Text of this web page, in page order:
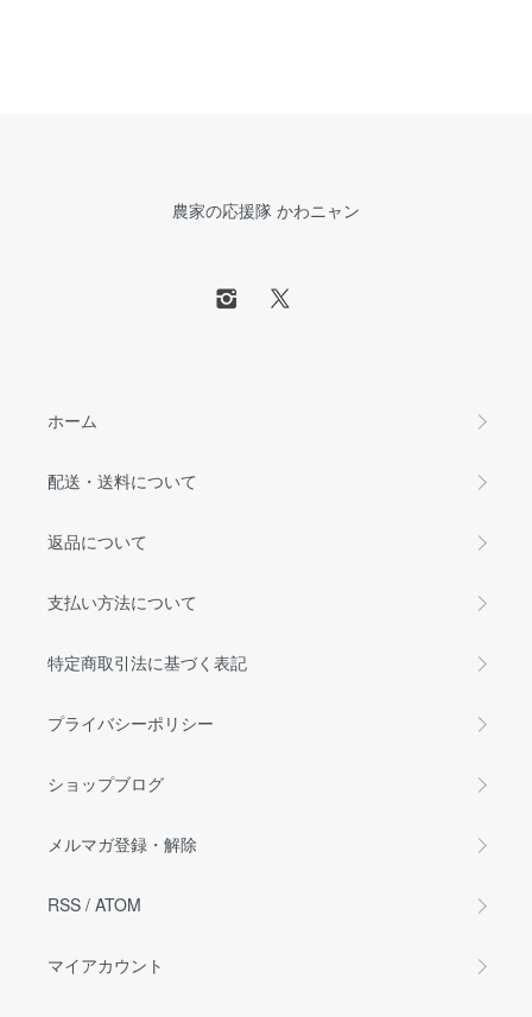
農家の応援隊 かわニャン
ホーム
配送・送料について
返品について
支払い方法について
特定商取引法に基づく表記
プライバシーポリシー
ショップブログ
メルマガ登録・解除
RSS / ATOM
マイアカウント